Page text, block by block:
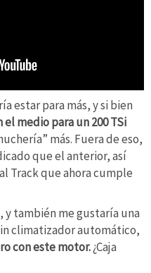
estar para más, y si bien
el medio para un 200 TSi
más. Fuera de eso,
que el anterior, así
Track que ahora cumple
también me gustaría una
climatizador automático,
con este motor.¿Caja